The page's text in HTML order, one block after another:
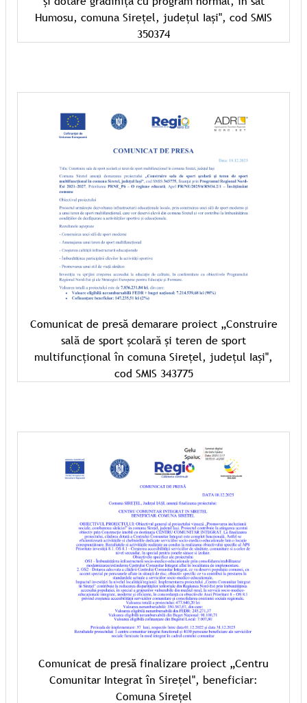
Humosu, comuna Sirețel, județul Iași", cod SMIS
350374
Comunicat de presă demarare proiect „Construire
sală de sport școlară și teren de sport
multifuncțional în comuna Sirețel, județul Iași",
cod SMIS 343775
Comunicat de presă finalizare proiect „Centru
Comunitar Integrat în Sirețel", beneficiar:
Comuna Sirețel